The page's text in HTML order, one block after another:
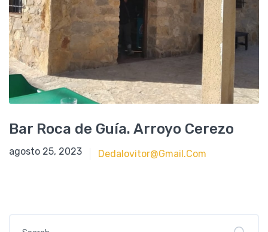
Bar Roca de Guía. Arroyo Cerezo
agosto 25, 2023
agosto 25, 2023 Dedalovitor@gmail.com